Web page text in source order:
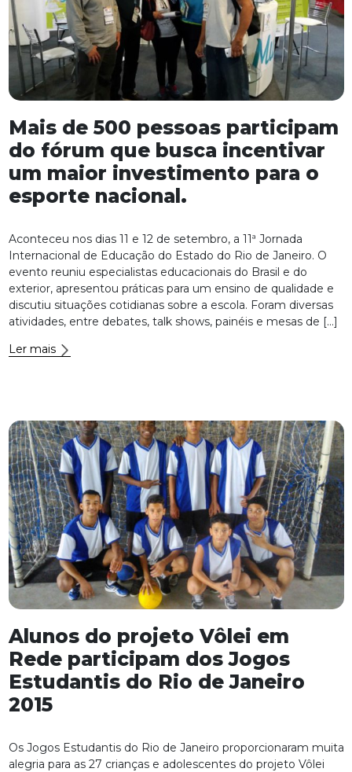
Mais de 500 pessoas participam
do fórum que busca incentivar
um maior investimento para o
esporte nacional.
Aconteceu nos dias 11 e 12 de setembro, a 11ª Jornada
Internacional de Educação do Estado do Rio de Janeiro. O
evento reuniu especialistas educacionais do Brasil e do
exterior, apresentou práticas para um ensino de qualidade e
discutiu situações cotidianas sobre a escola. Foram diversas
atividades, entre debates, talk shows, painéis e mesas de […]
Ler mais
Alunos do projeto Vôlei em
Rede participam dos Jogos
Estudantis do Rio de Janeiro
2015
Os Jogos Estudantis do Rio de Janeiro proporcionaram muita
alegria para as 27 crianças e adolescentes do projeto Vôlei